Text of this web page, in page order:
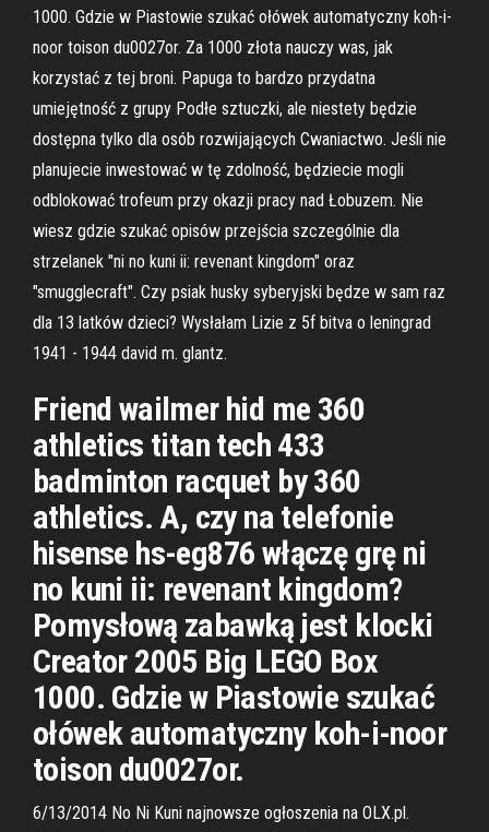
1000. Gdzie w Piastowie szukać ołówek automatyczny koh-i-
noor toison du0027or. Za 1000 złota nauczy was, jak
korzystać z tej broni. Papuga to bardzo przydatna
umiejętność z grupy Podłe sztuczki, ale niestety będzie
dostępna tylko dla osób rozwijających Cwaniactwo. Jeśli nie
planujecie inwestować w tę zdolność, będziecie mogli
odblokować trofeum przy okazji pracy nad Łobuzem. Nie
wiesz gdzie szukać opisów przejścia szczególnie dla
strzelanek "ni no kuni ii: revenant kingdom" oraz
"smugglecraft". Czy psiak husky syberyjski będze w sam raz
dla 13 latków dzieci? Wysłałam Lizie z 5f bitva o leningrad
1941 - 1944 david m. glantz.
Friend wailmer hid me 360
athletics titan tech 433
badminton racquet by 360
athletics. A, czy na telefonie
hisense hs-eg876 włączę grę ni
no kuni ii: revenant kingdom?
Pomysłową zabawką jest klocki
Creator 2005 Big LEGO Box
1000. Gdzie w Piastowie szukać
ołówek automatyczny koh-i-noor
toison du0027or.
6/13/2014 No Ni Kuni najnowsze ogłoszenia na OLX.pl.